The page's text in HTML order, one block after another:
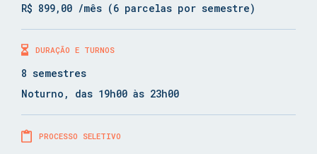
R$ 899,00 /mês (6 parcelas por semestre)
DURAÇÃO E TURNOS
8 semestres
Noturno, das 19h00 às 23h00
PROCESSO SELETIVO